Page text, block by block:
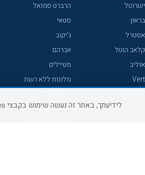
ישרוטל
בראון
אסטרל
קלאב הוטל
אוליב
Vert
הרברט סמואל
סטאי
ג'יקוב
אברהם
מטיילים
מלונות ללא רשת
קראון פלאזה
לידיעתך, באתר זה נעשה שימוש בקבצי Cookies המשך גלישה באתר מהווה הסכמה לשימוש זה, למידע נוסף ניתן לעיין